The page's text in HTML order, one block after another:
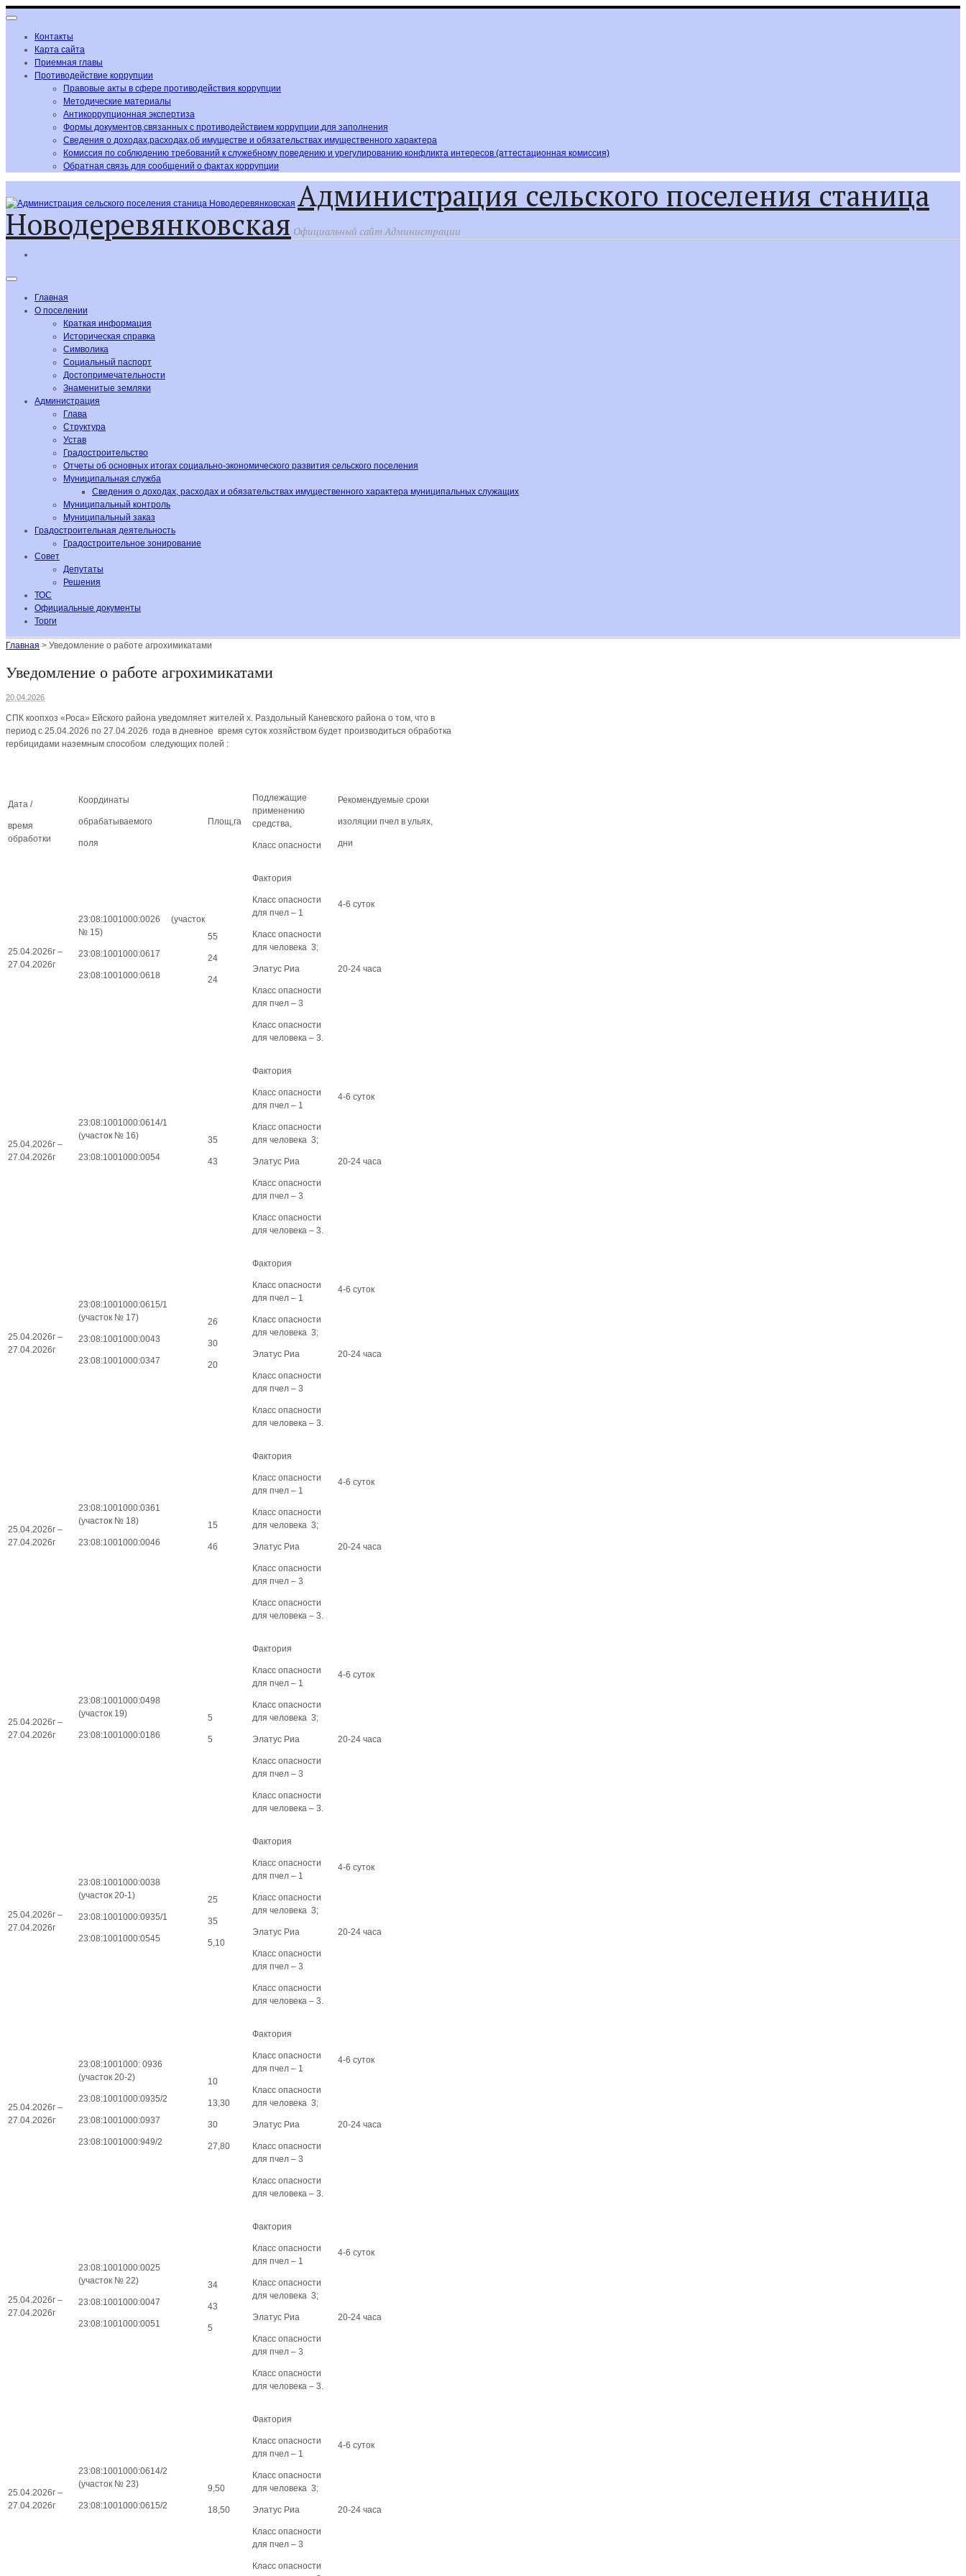
Контакты
Карта сайта
Приемная главы
Противодействие коррупции
Правовые акты в сфере противодействия коррупции
Методические материалы
Антикоррупционная экспертиза
Формы документов,связанных с противодействием коррупции,для заполнения
Сведения о доходах,расходах,об имуществе и обязательствах имущественного характера
Комиссия по соблюдению требований к служебному поведению и урегулированию конфликта интересов (аттестационная комиссия)
Обратная связь для сообщений о фактах коррупции
Администрация сельского поселения станица
Новодеревянковская Официальный сайт Администрации
Главная
О поселении
Краткая информация
Историческая справка
Символика
Социальный паспорт
Достопримечательности
Знаменитые земляки
Администрация
Глава
Структура
Устав
Градостроительство
Отчеты об основных итогах социально-экономического развития сельского поселения
Муниципальная служба
Сведения о доходах, расходах и обязательствах имущественного характера муниципальных служащих
Муниципальный контроль
Муниципальный заказ
Градостроительная деятельность
Градостроительное зонирование
Совет
Депутаты
Решения
ТОС
Официальные документы
Торги
Главная > Уведомление о работе агрохимикатами
Уведомление о работе агрохимикатами
20.04.2026
СПК коопхоз «Роса» Ейского района уведомляет жителей х. Раздольный Каневского района о том, что в
период с 25.04.2026 по 27.04.2026 года в дневное время суток хозяйством будет производиться обработка
гербицидами наземным способом следующих полей :
Дата /
время
обработки
Координаты
обрабатываемого
поля
Площ,га
Подлежащие
применению
средства,
Класс опасности
Рекомендуемые сроки
изоляции пчел в ульях,
дни
25.04.2026г –
27.04.2026г
23:08:1001000:0026 (участок
№ 15)
23:08:1001000:0617
23:08:1001000:0618
55
24
24
Фактория
Класс опасности
для пчел – 1
Класс опасности
для человека 3;
Элатус Риа
Класс опасности
для пчел – 3
Класс опасности
для человека – 3.
4-6 суток
20-24 часа
25.04.2026г –
27.04.2026г
23:08:1001000:0614/1
(участок № 16)
23:08:1001000:0054
35
43
Фактория
Класс опасности
для пчел – 1
Класс опасности
для человека 3;
Элатус Риа
Класс опасности
для пчел – 3
Класс опасности
для человека – 3.
4-6 суток
20-24 часа
25.04.2026г –
27.04.2026г
23:08:1001000:0615/1
(участок № 17)
23:08:1001000:0043
23:08:1001000:0347
26
30
20
Фактория
Класс опасности
для пчел – 1
Класс опасности
для человека 3;
Элатус Риа
Класс опасности
для пчел – 3
Класс опасности
для человека – 3.
4-6 суток
20-24 часа
25.04.2026г –
27.04.2026г
23:08:1001000:0361
(участок № 18)
23:08:1001000:0046
15
46
Фактория
Класс опасности
для пчел – 1
Класс опасности
для человека 3;
Элатус Риа
Класс опасности
для пчел – 3
Класс опасности
для человека – 3.
4-6 суток
20-24 часа
25.04.2026г –
27.04.2026г
23:08:1001000:0498
(участок 19)
23:08:1001000:0186
5
5
Фактория
Класс опасности
для пчел – 1
Класс опасности
для человека 3;
Элатус Риа
Класс опасности
для пчел – 3
Класс опасности
для человека – 3.
4-6 суток
20-24 часа
25.04.2026г –
27.04.2026г
23:08:1001000:0038
(участок 20-1)
23:08:1001000:0935/1
23:08:1001000:0545
25
35
5,10
Фактория
Класс опасности
для пчел – 1
Класс опасности
для человека 3;
Элатус Риа
Класс опасности
для пчел – 3
Класс опасности
для человека – 3.
4-6 суток
20-24 часа
25.04.2026г –
27.04.2026г
23:08:1001000: 0936
(участок 20-2)
23:08:1001000:0935/2
23:08:1001000:0937
23:08:1001000:949/2
10
13,30
30
27,80
Фактория
Класс опасности
для пчел – 1
Класс опасности
для человека 3;
Элатус Риа
Класс опасности
для пчел – 3
Класс опасности
для человека – 3.
4-6 суток
20-24 часа
25.04.2026г –
27.04.2026г
23:08:1001000:0025
(участок № 22)
23:08:1001000:0047
23:08:1001000:0051
34
43
5
Фактория
Класс опасности
для пчел – 1
Класс опасности
для человека 3;
Элатус Риа
Класс опасности
для пчел – 3
Класс опасности
для человека – 3.
4-6 суток
20-24 часа
25.04.2026г –
27.04.2026г
23:08:1001000:0614/2
(участок № 23)
23:08:1001000:0615/2
9,50
18,50
Фактория
Класс опасности
для пчел – 1
Класс опасности
для человека 3;
Элатус Риа
Класс опасности
для пчел – 3
Класс опасности
4-6 суток
20-24 часа